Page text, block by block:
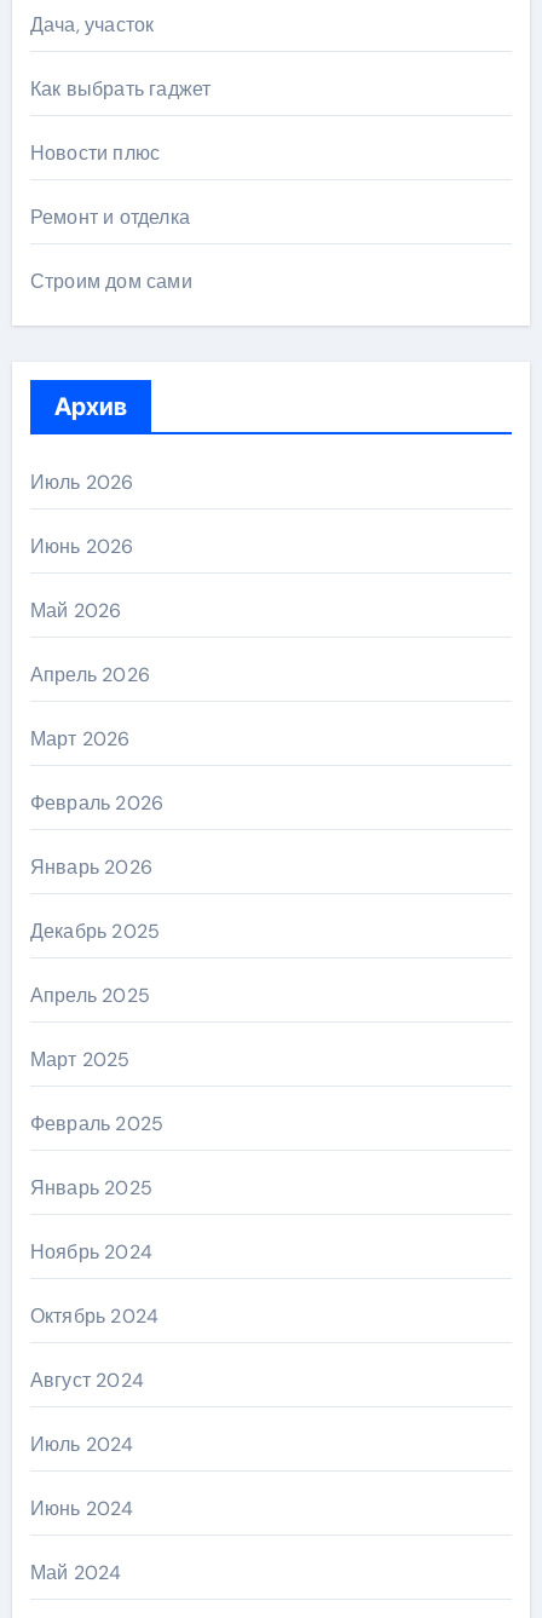
Дача, участок
Как выбрать гаджет
Новости плюс
Ремонт и отделка
Строим дом сами
Архив
Июль 2026
Июнь 2026
Май 2026
Апрель 2026
Март 2026
Февраль 2026
Январь 2026
Декабрь 2025
Апрель 2025
Март 2025
Февраль 2025
Январь 2025
Ноябрь 2024
Октябрь 2024
Август 2024
Июль 2024
Июнь 2024
Май 2024